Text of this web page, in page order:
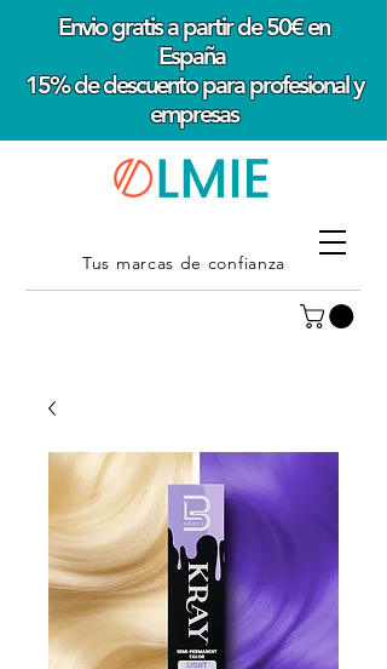
Envio gratis a partir de 50€ en
España
15% de descuento para profesional y
empresas
Tus marcas de confianza